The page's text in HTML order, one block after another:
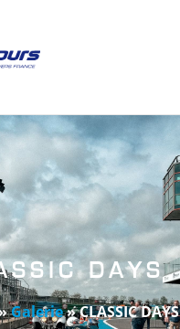
DAYS
Galerie»CLASSIC DAYS